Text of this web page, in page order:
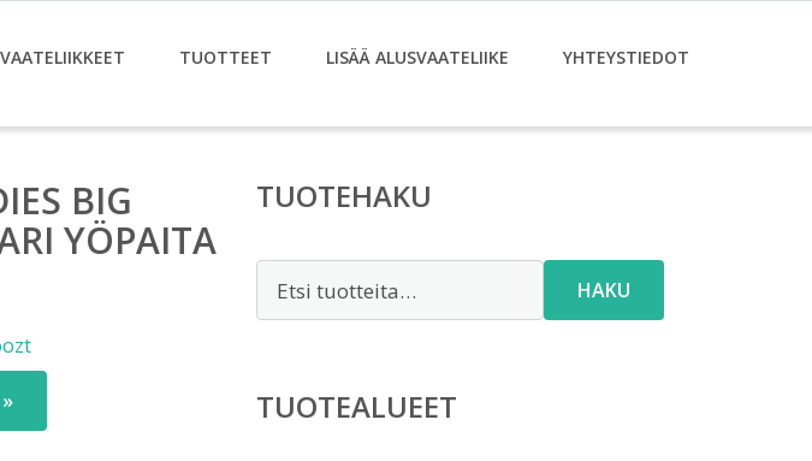
TUOTTEET LISÄÄ ALUSVAATELIIKE YHTEYSTIEDOT
BIG
YÖPAITA
TUOTEHAKU
HAKU
TUOTEALUEET